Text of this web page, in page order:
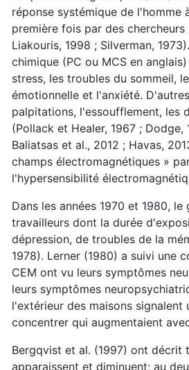
réponse systémique de l'homme
première fois par des
Liakouris, 1998 ; Silverman,
chimique (PC ou MCS en
stress, les troubles du sommeil,
émotionnelle et l'anxiété.
palpitations, l'essoufflement, les
(Pollack et Healer, 1967 ;
Baliatsas et al., 2012 ; Havas,
champs électromagnétiques »
l'hypersensibilité
Dans les années 1970 et 1980,
travailleurs dont la durée
dépression, de troubles de la
1978). Lerner (1980) a suivi une
CEM ont vu leurs symptômes
leurs symptômes
l'extérieur des maisons signalent
concentrer qui augmentaient
Bergqvist et al. (1997) ont décrit
apparaissent et diminuent; au